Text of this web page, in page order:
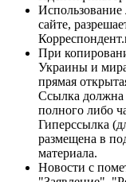
сайте,
При
Украины и
прямая
Ссылка должна
полного либо
Гиперссылка
размещена в
материала.
Новости с